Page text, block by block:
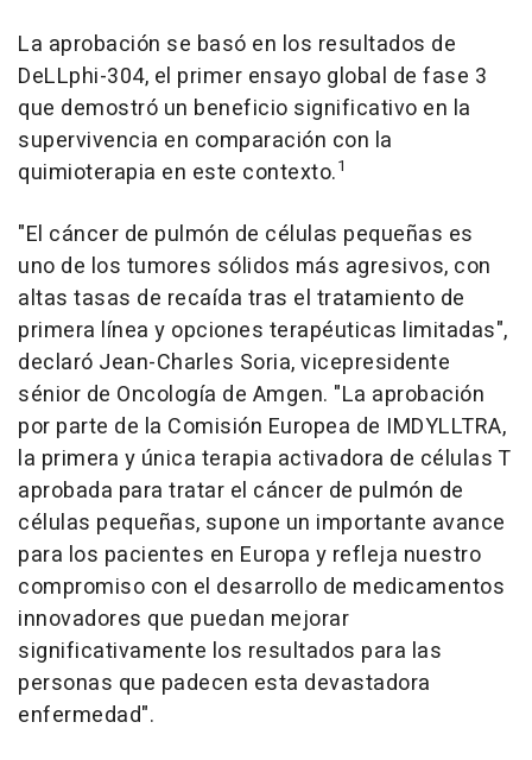
La aprobación se basó en los resultados de
DeLLphi-304, el primer ensayo global de fase 3
que demostró un beneficio significativo en la
supervivencia en comparación con la
quimioterapia en este contexto.1
"El cáncer de pulmón de células pequeñas es
uno de los tumores sólidos más agresivos, con
altas tasas de recaída tras el tratamiento de
primera línea y opciones terapéuticas limitadas",
declaró Jean-Charles Soria, vicepresidente
sénior de Oncología de Amgen. "La aprobación
por parte de la Comisión Europea de IMDYLLTRA,
la primera y única terapia activadora de células T
aprobada para tratar el cáncer de pulmón de
células pequeñas, supone un importante avance
para los pacientes en Europa y refleja nuestro
compromiso con el desarrollo de medicamentos
innovadores que puedan mejorar
significativamente los resultados para las
personas que padecen esta devastadora
enfermedad".